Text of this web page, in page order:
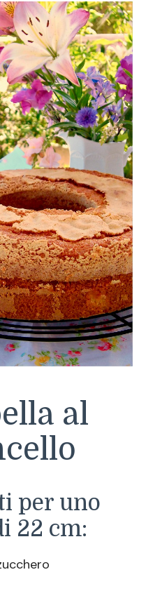
al
per uno
22 cm: